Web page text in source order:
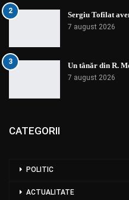
2 Sergiu Tofilat
7 august 2026
3 Un tânăr din R.
7 august 2026
CATEGORII
POLITIC
ACTUALITATE